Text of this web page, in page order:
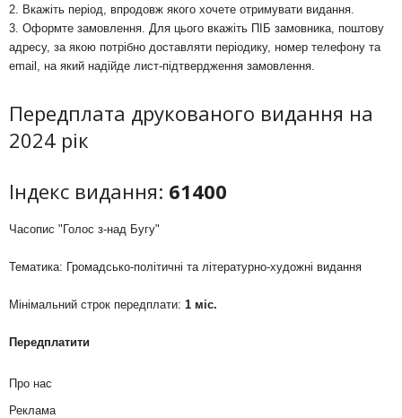
2. Вкажіть період, впродовж якого хочете отримувати видання.
3. Оформте замовлення. Для цього вкажіть ПІБ замовника, поштову
адресу, за якою потрібно доставляти періодику, номер телефону та
email, на який надійде лист-підтвердження замовлення.
Передплата друкованого видання на
2024 рік
Індекс видання: 61400
Часопис "Голос з-над Бугу"
Тематика: Громадсько-політичні та літературно-художні видання
Мінімальний строк передплати: 1 міс.
Передплатити
Про нас
Реклама